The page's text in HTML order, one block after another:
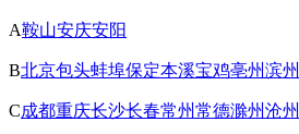
A鞍山安庆安阳
B北京包头蚌埠保定本溪宝鸡亳州滨州
C成都重庆长沙长春常州常德滁州沧州